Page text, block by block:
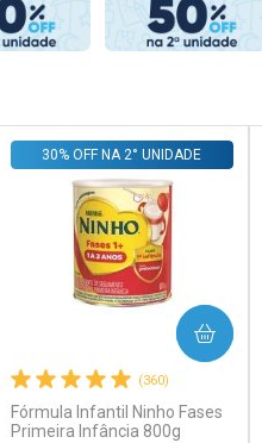
(360)
Fórmula Infantil Ninho Fases
Primeira Infância 800g
30% OFF NA 2° UNIDADE
COMPRAR